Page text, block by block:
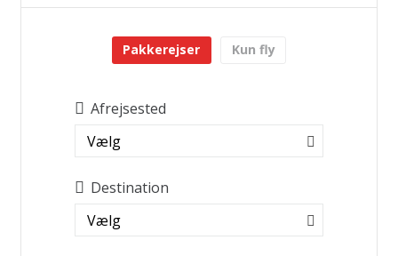
Pakkerejser Kun fly
Afrejsested
Vælg
Destination
Vælg